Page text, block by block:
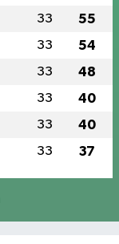
33 55
33 54
33 48
33 40
33 40
33 37